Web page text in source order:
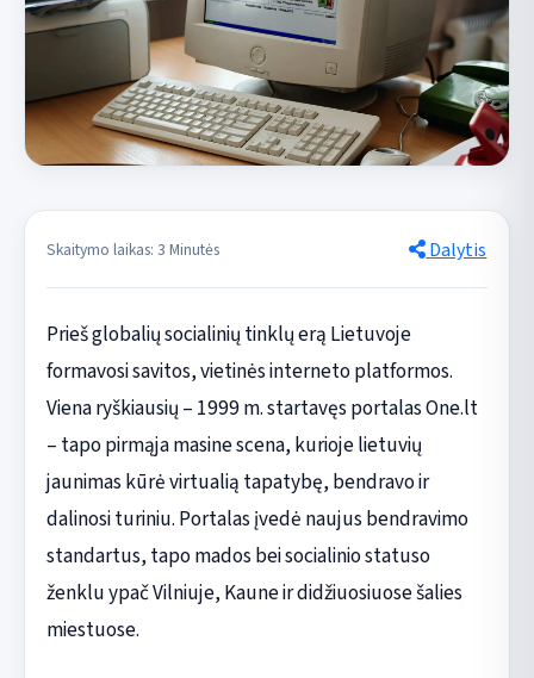
Skaitymo laikas: 3 Minutės Dalytis
Prieš globalių socialinių tinklų erą Lietuvoje
formavosi savitos, vietinės interneto platformos.
Viena ryškiausių – 1999 m. startavęs portalas One.lt
– tapo pirmąja masine scena, kurioje lietuvių
jaunimas kūrė virtualią tapatybę, bendravo ir
dalinosi turiniu. Portalas įvedė naujus bendravimo
standartus, tapo mados bei socialinio statuso
ženklu ypač Vilniuje, Kaune ir didžiuosiuose šalies
miestuose.